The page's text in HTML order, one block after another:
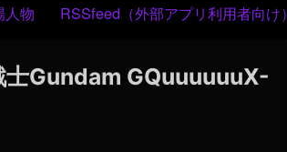
人物 RSSfeed（外部アプリ利用者向け）
士Gundam GQuuuuuuX-